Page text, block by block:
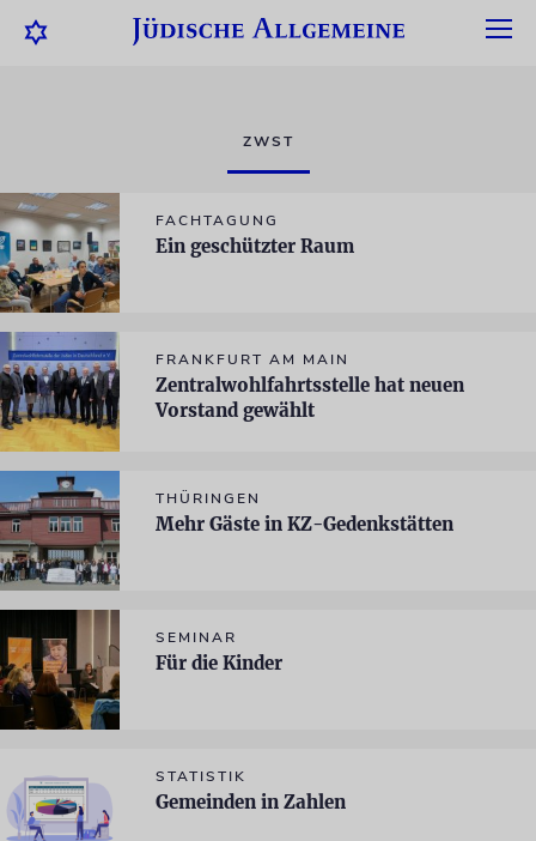
ZWST
FACHTAGUNG
Ein geschützter Raum
FRANKFURT AM MAIN
Zentralwohlfahrtsstelle hat neuen
Vorstand gewählt
THÜRINGEN
Mehr Gäste in KZ-Gedenkstätten
SEMINAR
Für die Kinder
STATISTIK
Gemeinden in Zahlen